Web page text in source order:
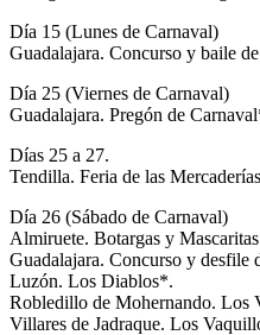
Día 15 (Lunes de Carnaval)
Guadalajara. Concurso y baile
Día 25 (Viernes de Carnaval)
Guadalajara. Pregón de
Días 25 a 27.
Tendilla. Feria de las
Día 26 (Sábado de Carnaval)
Almiruete. Botargas y
Guadalajara. Concurso y desfile
Luzón. Los Diablos*.
Robledillo de Mohernando. Los
Villares de Jadraque. Los